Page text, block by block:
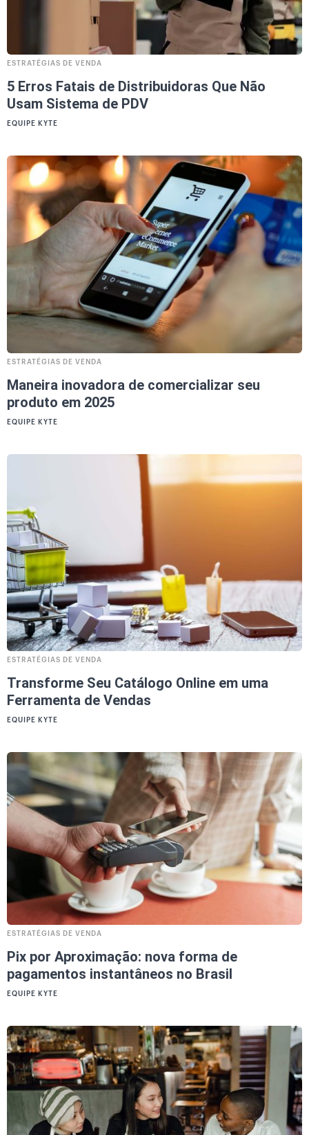
ESTRATÉGIAS DE VENDA
5 Erros Fatais de Distribuidoras Que Não
Usam Sistema de PDV
EQUIPE KYTE
ESTRATÉGIAS DE VENDA
Maneira inovadora de comercializar seu
produto em 2025
EQUIPE KYTE
ESTRATÉGIAS DE VENDA
Transforme Seu Catálogo Online em uma
Ferramenta de Vendas
EQUIPE KYTE
ESTRATÉGIAS DE VENDA
Pix por Aproximação: nova forma de
pagamentos instantâneos no Brasil
EQUIPE KYTE